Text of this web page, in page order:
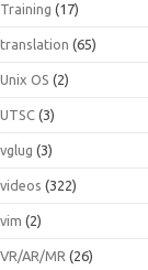
Training (17)
translation (65)
Unix OS (2)
UTSC (3)
vglug (3)
videos (322)
vim (2)
VR/AR/MR (26)